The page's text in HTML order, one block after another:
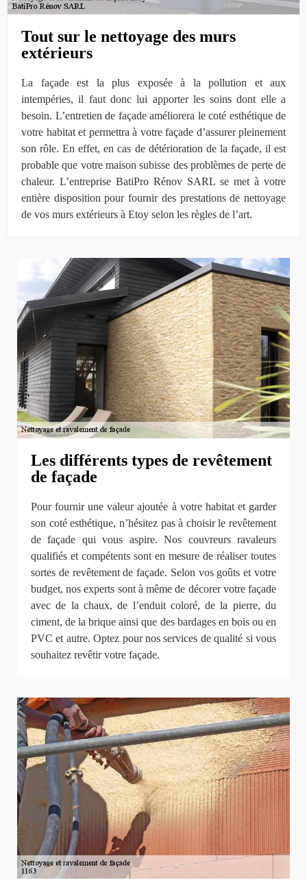
Tout sur le nettoyage des murs
extérieurs
La façade est la plus exposée à la pollution et aux
intempéries, il faut donc lui apporter les soins dont elle a
besoin. L’entretien de façade améliorera le coté esthétique de
votre habitat et permettra à votre façade d’assurer pleinement
son rôle. En effet, en cas de détérioration de la façade, il est
probable que votre maison subisse des problèmes de perte de
chaleur. L’entreprise BatiPro Rénov SARL se met à votre
entière disposition pour fournir des prestations de nettoyage
de vos murs extérieurs à Etoy selon les règles de l’art.
Les différents types de revêtement
de façade
Pour fournir une valeur ajoutée à votre habitat et garder
son coté esthétique, n’hésitez pas à choisir le revêtement
de façade qui vous aspire. Nos couvreurs ravaleurs
qualifiés et compétents sont en mesure de réaliser toutes
sortes de revêtement de façade. Selon vos goûts et votre
budget, nos experts sont à même de décorer votre façade
avec de la chaux, de l’enduit coloré, de la pierre, du
ciment, de la brique ainsi que des bardages en bois ou en
PVC et autre. Optez pour nos services de qualité si vous
souhaitez revêtir votre façade.